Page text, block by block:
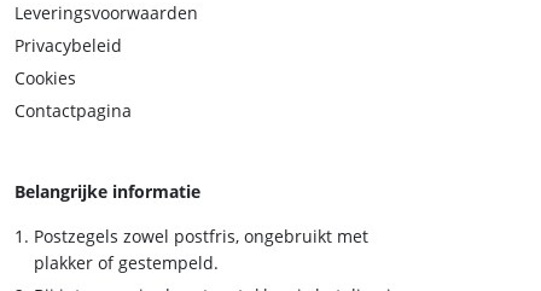
Leveringsvoorwaarden
Privacybeleid
Cookies
Contactpagina
Belangrijke informatie
Postzegels zowel postfris, ongebruikt met
plakker of gestempeld.